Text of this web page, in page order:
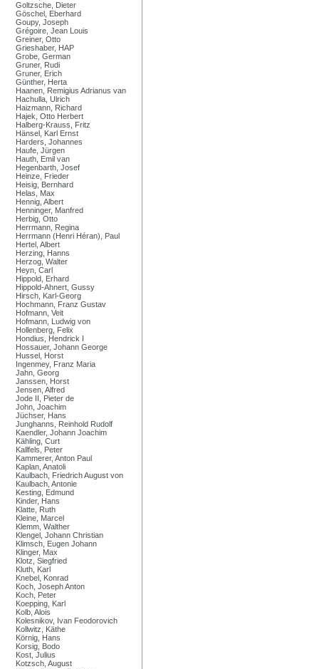
Goltzsche, Dieter
Göschel, Eberhard
Goupy, Joseph
Grégoire, Jean Louis
Greiner, Otto
Grieshaber, HAP
Grobe, German
Gruner, Rudi
Gruner, Erich
Günther, Herta
Haanen, Remigius Adrianus van
Hachulla, Ulrich
Haizmann, Richard
Hajek, Otto Herbert
Halberg-Krauss, Fritz
Hänsel, Karl Ernst
Harders, Johannes
Haufe, Jürgen
Hauth, Emil van
Hegenbarth, Josef
Heinze, Frieder
Heisig, Bernhard
Helas, Max
Hennig, Albert
Henninger, Manfred
Herbig, Otto
Herrmann, Regina
Herrmann (Henri Héran), Paul
Hertel, Albert
Herzing, Hanns
Herzog, Walter
Heyn, Carl
Hippold, Erhard
Hippold-Ahnert, Gussy
Hirsch, Karl-Georg
Hochmann, Franz Gustav
Hofmann, Veit
Hofmann, Ludwig von
Hollenberg, Felix
Hondius, Hendrick I
Hossauer, Johann George
Hussel, Horst
Ingenmey, Franz Maria
Jahn, Georg
Janssen, Horst
Jensen, Alfred
Jode II, Pieter de
John, Joachim
Jüchser, Hans
Junghanns, Reinhold Rudolf
Kaendler, Johann Joachim
Kähling, Curt
Kallfels, Peter
Kammerer, Anton Paul
Kaplan, Anatoli
Kaulbach, Friedrich August von
Kaulbach, Antonie
Kesting, Edmund
Kinder, Hans
Klatte, Ruth
Kleine, Marcel
Klemm, Walther
Klengel, Johann Christian
Klimsch, Eugen Johann
Klinger, Max
Klotz, Siegfried
Kluth, Karl
Knebel, Konrad
Koch, Joseph Anton
Koch, Peter
Koepping, Karl
Kolb, Alois
Kolesnikov, Ivan Feodorovich
Kollwitz, Käthe
Körnig, Hans
Korsig, Bodo
Kost, Julius
Kotzsch, August